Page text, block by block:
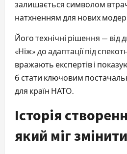
залишається символом
натхненням для нових
Його технічні рішення — від
«Ніж» до адаптації під
вражають експертів і
б стати ключовим
для країн НАТО.
Історія
який міг